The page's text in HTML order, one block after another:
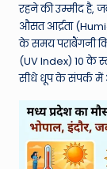
रहने की उम्मीद है,
औसत आर्द्रता
के समय पराबैंगनी
(UV Index) 10 के
सीधे धूप के संपर्क में